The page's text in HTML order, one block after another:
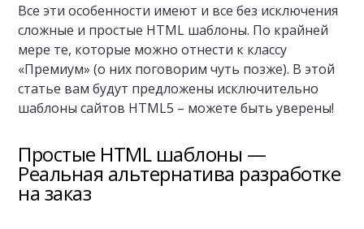
Все эти особенности имеют и все без исключения
сложные и простые HTML шаблоны. По крайней
мере те, которые можно отнести к классу
«Премиум» (о них поговорим чуть позже). В этой
статье вам будут предложены исключительно
шаблоны сайтов HTML5 – можете быть уверены!
Простые HTML шаблоны —
Реальная альтернатива разработке
на заказ